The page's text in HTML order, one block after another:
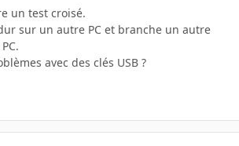
un test croisé.
sur un autre PC et branche un autre
avec des clés USB ?